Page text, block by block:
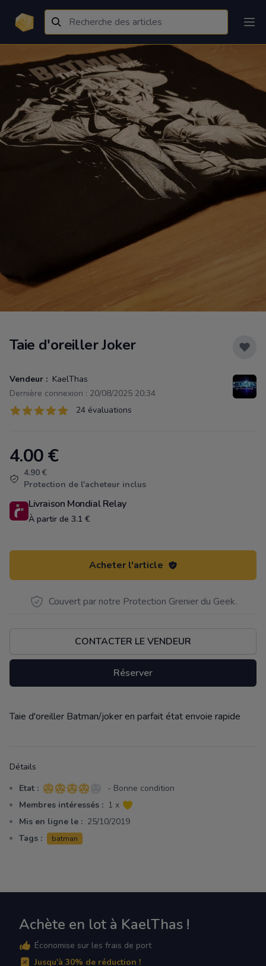
Taie d'oreiller Joker
Vendeur : KaelThas
Dernière connexion : 20/08/2025 20:34
Évaluations
24 sur 5 étoiles 24 évaluations
Product information
4.00€
4.90 €
Protection de l'acheteur inclus
Livraison Mondial Relay
À partir de 3.1 €
Acheter l'article
Couvert par notre Protection Grenier du Geek.
CONTACTER LE VENDEUR
Réserver
Description
Taie d'oreiller Batman/joker en parfait état envoie rapide
Détails
Etat : 4 sur 5 étoiles
- Bonne condition
Membres intéressés : 1 x
Mis en ligne le : 25/10/2019
Tags :
batman
Achète en lot à KaelThas !
Économise sur les frais de port
Jusqu'à 30% de réduction !